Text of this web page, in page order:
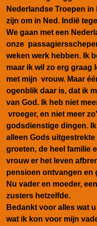
Nederlandse Troepen
zijn om in Ned. Indië
We gaan met een
onze
weken werk hebben. Ik
maar ik wil zo erg graag
met mijn vrouw. Maar
ogenblik daar is, dat ik
van God. Ik heb niet
vroeger, en niet meer
godsdienstige dingen.
alleen Gods
groeten, de heel familie
vrouw er het leven
pensioen ontvangen en
Nu vader en moeder,
zusters hetzelfde.
Bedankt voor alles wat
wat ik kon voor mijn